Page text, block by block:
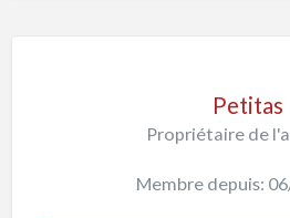
Petitas
Propriétaire de
Membre depuis: